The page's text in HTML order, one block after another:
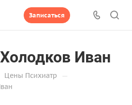
Записаться
Иван
Цены Психиатр —